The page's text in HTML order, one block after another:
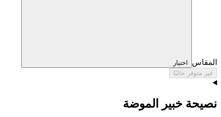
المقاس
اختيار
غير متوفر حاليًا
نصيحة خبير الموضة